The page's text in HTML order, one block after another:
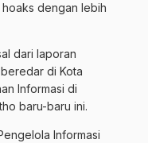
dengan lebih
dari laporan
di Kota
Informasi di
baru-baru ini.
Informasi